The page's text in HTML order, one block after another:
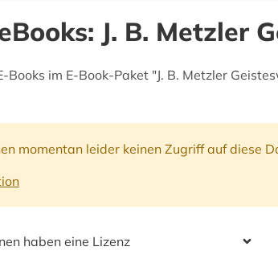
J. B. Metzler
im E-Book-Paket "J. B. Metzler
momentan leider keinen Zugriff auf diese
haben eine Lizenz